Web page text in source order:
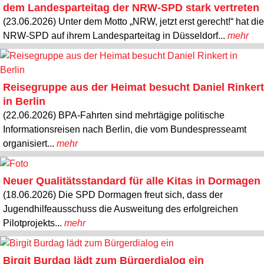
dem Landesparteitag der NRW-SPD stark vertreten
(23.06.2026) Unter dem Motto „NRW, jetzt erst gerecht!“ hat die
NRW-SPD auf ihrem Landesparteitag in Düsseldorf... mehr
Reisegruppe aus der Heimat besucht Daniel Rinkert
in Berlin
(22.06.2026) BPA-Fahrten sind mehrtägige politische
Informationsreisen nach Berlin, die vom Bundespresseamt
organisiert... mehr
Neuer Qualitätsstandard für alle Kitas in Dormagen
(18.06.2026) Die SPD Dormagen freut sich, dass der
Jugendhilfeausschuss die Ausweitung des erfolgreichen
Pilotprojekts... mehr
Birgit Burdag lädt zum Bürgerdialog ein